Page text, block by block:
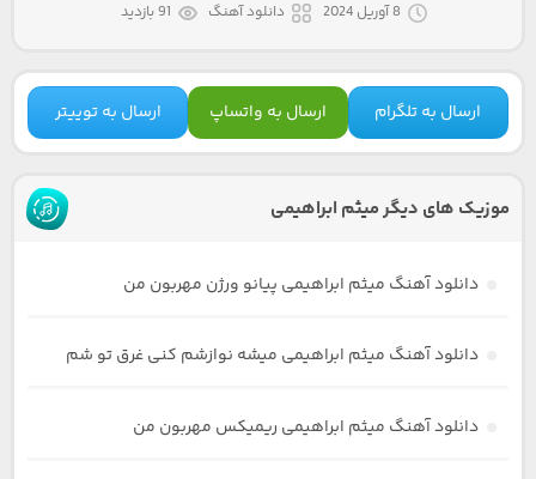
8 آوریل 2024 دانلود آهنگ 91 بازدید
ارسال به تلگرام ارسال به واتساپ ارسال به توییتر
موزیک های دیگر میثم ابراهیمی
دانلود آهنگ میثم ابراهیمی پیانو ورژن مهربون من
دانلود آهنگ میثم ابراهیمی میشه نوازشم کنی غرق تو شم
دانلود آهنگ میثم ابراهیمی ریمیکس مهربون من